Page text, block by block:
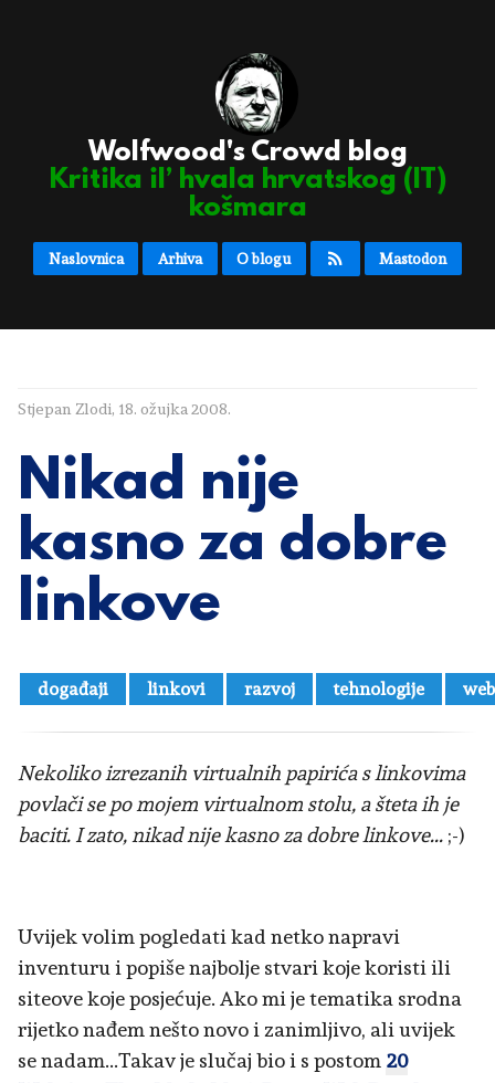
Wolfwood's Crowd blog
Kritika il’ hvala hrvatskog (IT)
košmara
Naslovnica Arhiva O blogu Mastodon
Stjepan Zlodi, 18. ožujka 2008.
Nikad nije
kasno za dobre
linkove
događaji linkovi razvoj tehnologije web
Nekoliko izrezanih virtualnih papirića s linkovima
povlači se po mojem virtualnom stolu, a šteta ih je
baciti. I zato, nikad nije kasno za dobre linkove... ;-)
Uvijek volim pogledati kad netko napravi
inventuru i popiše najbolje stvari koje koristi ili
siteove koje posjećuje. Ako mi je tematika srodna
rijetko nađem nešto novo i zanimljivo, ali uvijek
se nadam...Takav je slučaj bio i s postom 20